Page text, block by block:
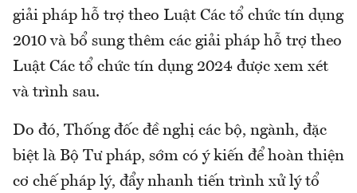
giải pháp hỗ trợ theo Luật Các tổ chức tín dụng
2010 và bổ sung thêm các giải pháp hỗ trợ theo
Luật Các tổ chức tín dụng 2024 được xem xét
và trình sau.
Do đó, Thống đốc đề nghị các bộ, ngành, đặc
biệt là Bộ Tư pháp, sớm có ý kiến để hoàn thiện
cơ chế pháp lý, đẩy nhanh tiến trình xử lý tổ